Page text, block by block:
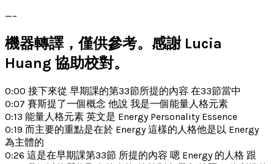
—–
機器轉譯，僅供參考。感謝 Lucia
Huang 協助校對。
0:00 接下來從 早期課的第33節所提的內容 在33節當中
0:07 賽斯提了一個概念 他說 我是一個能量人格元素
0:13 能量人格元素 英文是 Energy Personality Essence
0:19 而主要的重點是在於 Energy 這樣的人格他是以 Energy
為主體的
0:26 這是在早期課第33節 所提的內容 嗯 Energy 的人格 跟